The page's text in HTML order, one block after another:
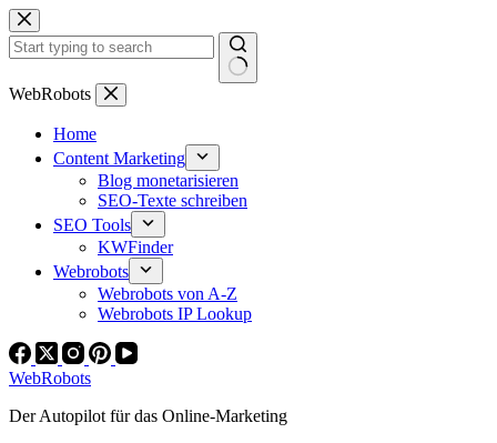
Zum
Inhalt
springen
Keine
WebRobots
Home
Content Marketing
Blog monetarisieren
SEO-Texte schreiben
SEO Tools
KWFinder
Webrobots
Webrobots von A-Z
Webrobots IP Lookup
WebRobots
Der Autopilot für das Online-Marketing